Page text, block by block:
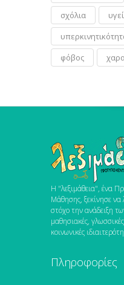
σχόλια
φόβος
Η "λεξιμάθεια", ένα
Μάθησης, ξεκίνησε να
στόχο την ανάδειξη
μαθησιακές,
κοινωνικές
Πληροφορίες